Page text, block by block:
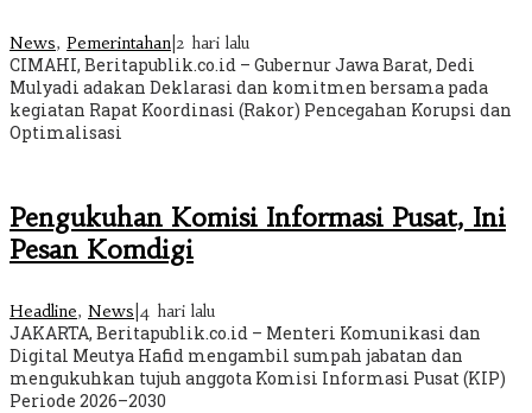
News, Pemerintahan 2 hari lalu
CIMAHI, Beritapublik.co.id – Gubernur Jawa Barat, Dedi
Mulyadi adakan Deklarasi dan komitmen bersama pada
kegiatan Rapat Koordinasi (Rakor) Pencegahan Korupsi dan
Optimalisasi
Pengukuhan Komisi Informasi Pusat, Ini
Pesan Komdigi
Headline, News 4 hari lalu
JAKARTA, Beritapublik.co.id – Menteri Komunikasi dan
Digital Meutya Hafid mengambil sumpah jabatan dan
mengukuhkan tujuh anggota Komisi Informasi Pusat (KIP)
Periode 2026–2030